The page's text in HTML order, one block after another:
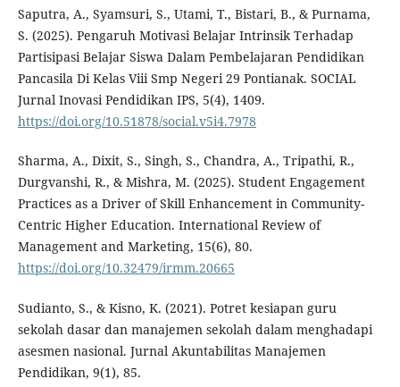
Saputra, A., Syamsuri, S., Utami, T., Bistari, B., & Purnama,
S. (2025). Pengaruh Motivasi Belajar Intrinsik Terhadap
Partisipasi Belajar Siswa Dalam Pembelajaran Pendidikan
Pancasila Di Kelas Viii Smp Negeri 29 Pontianak. SOCIAL
Jurnal Inovasi Pendidikan IPS, 5(4), 1409.
https://doi.org/10.51878/social.v5i4.7978
Sharma, A., Dixit, S., Singh, S., Chandra, A., Tripathi, R.,
Durgvanshi, R., & Mishra, M. (2025). Student Engagement
Practices as a Driver of Skill Enhancement in Community-
Centric Higher Education. International Review of
Management and Marketing, 15(6), 80.
https://doi.org/10.32479/irmm.20665
Sudianto, S., & Kisno, K. (2021). Potret kesiapan guru
sekolah dasar dan manajemen sekolah dalam menghadapi
asesmen nasional. Jurnal Akuntabilitas Manajemen
Pendidikan, 9(1), 85.